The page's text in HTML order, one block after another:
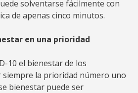
solventarse fácilmente con
de apenas cinco minutos.
en una prioridad
10 el bienestar de los
siempre la prioridad número uno
bienestar puede ser